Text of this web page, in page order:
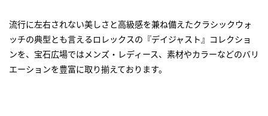
流行に左右されない美しさと高級感を兼ね備えたクラシックウォ
ッチの典型とも言えるロレックスの『デイジャスト』コレクショ
ンを、宝石広場ではメンズ・レディース、素材やカラーなどのバリ
エーションを豊富に取り揃えております。